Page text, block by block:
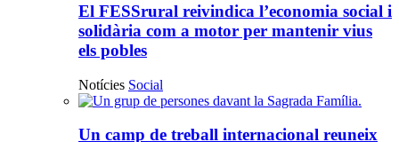
El FESSrural reivindica l’economia social i
solidària com a motor per mantenir vius
els pobles
Notícies Social
Un camp de treball internacional reuneix